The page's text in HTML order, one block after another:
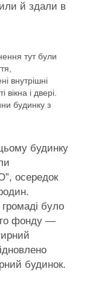
й здали в
тут були
внутрішні
і двері.
будинку з
будинку
осередок
було
фонду —
будинок.